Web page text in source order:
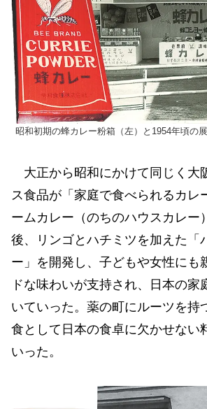
昭和初期の蜂カレー粉箱（左）と1954年頃の
大正から昭和にかけて同じく大
ス食品が「家庭で食べられるカレ
ームカレー（のちのハウスカレー
後、リンゴとハチミツを加えた「
ー」を開発し、子どもや女性にも
ドな味わいが支持され、日本の家
いていった。薬の町にルーツを持
食として日本の食卓に欠かせない
いった。